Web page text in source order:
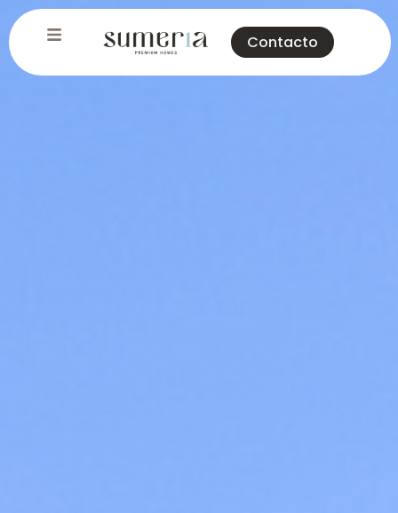
Contacto